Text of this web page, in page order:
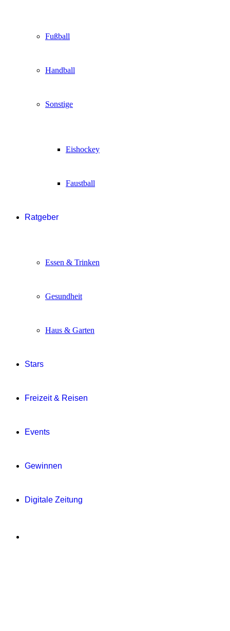
Fußball
Handball
Sonstige
Eishockey
Faustball
Ratgeber
Essen & Trinken
Gesundheit
Haus & Garten
Stars
Freizeit & Reisen
Events
Gewinnen
Digitale Zeitung